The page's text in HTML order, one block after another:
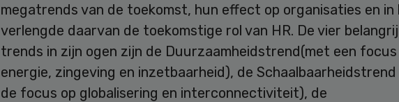
megatrends van de toekomst, hun effect op organisaties en in
verlengde daarvan de toekomstige rol van HR. De vier
trends in zijn ogen zijn de Duurzaamheidstrend(met een focus
energie, zingeving en inzetbaarheid), de
de focus op globalisering en interconnectiviteit), de